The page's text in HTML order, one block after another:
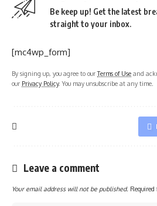
Be keep up! Get the latest
straight to your inbox.
[mc4wp_form]
By signing up, you agree to ourTerms of Use and
our Privacy Policy. You may unsubscribe at any time.
Leave a comment
Your email address will not be published. Required